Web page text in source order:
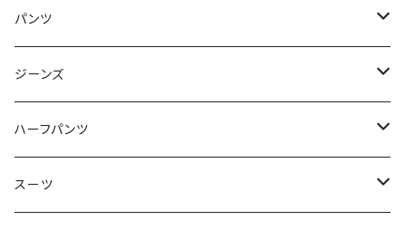
50/XL～
48/L
50/XL～
46/M
48/L
50/XL～
～44/S
46/M
48/L
50/XL～
パンツ
～44/S
46/M
48/L
ジーンズ
～44/S
46/M
ハーフパンツ
～44/S
スーツ